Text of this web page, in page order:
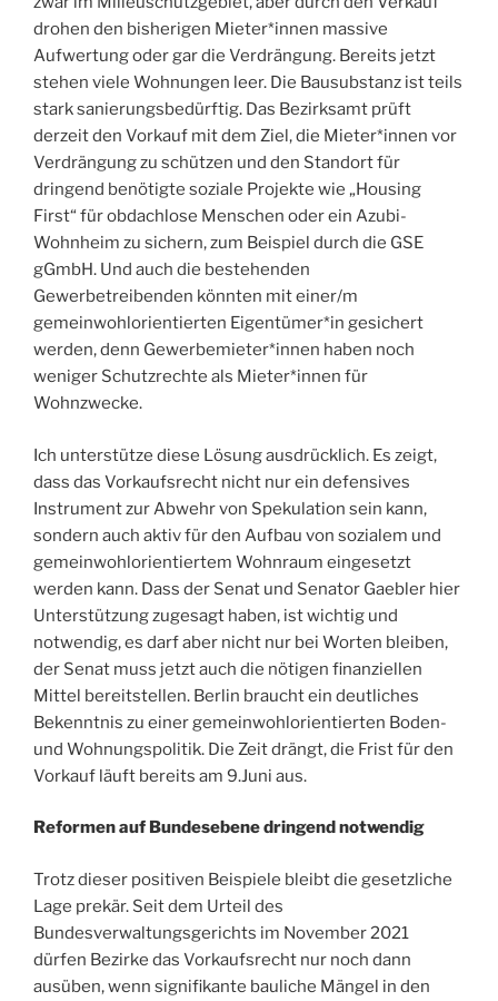
drohen den bisherigen Mieter*innen massive
Aufwertung oder gar die Verdrängung. Bereits jetzt
stehen viele Wohnungen leer. Die Bausubstanz ist teils
stark sanierungsbedürftig. Das Bezirksamt prüft
derzeit den Vorkauf mit dem Ziel, die Mieter*innen vor
Verdrängung zu schützen und den Standort für
dringend benötigte soziale Projekte wie „Housing
First“ für obdachlose Menschen oder ein Azubi-
Wohnheim zu sichern, zum Beispiel durch die GSE
gGmbH. Und auch die bestehenden
Gewerbetreibenden könnten mit einer/m
gemeinwohlorientierten Eigentümer*in gesichert
werden, denn Gewerbemieter*innen haben noch
weniger Schutzrechte als Mieter*innen für
Wohnzwecke.
Ich unterstütze diese Lösung ausdrücklich. Es zeigt,
dass das Vorkaufsrecht nicht nur ein defensives
Instrument zur Abwehr von Spekulation sein kann,
sondern auch aktiv für den Aufbau von sozialem und
gemeinwohlorientiertem Wohnraum eingesetzt
werden kann. Dass der Senat und Senator Gaebler hier
Unterstützung zugesagt haben, ist wichtig und
notwendig, es darf aber nicht nur bei Worten bleiben,
der Senat muss jetzt auch die nötigen finanziellen
Mittel bereitstellen. Berlin braucht ein deutliches
Bekenntnis zu einer gemeinwohlorientierten Boden-
und Wohnungspolitik. Die Zeit drängt, die Frist für den
Vorkauf läuft bereits am 9.Juni aus.
Reformen auf Bundesebene dringend notwendig
Trotz dieser positiven Beispiele bleibt die gesetzliche
Lage prekär. Seit dem Urteil des
Bundesverwaltungsgerichts im November 2021
dürfen Bezirke das Vorkaufsrecht nur noch dann
ausüben, wenn signifikante bauliche Mängel in den